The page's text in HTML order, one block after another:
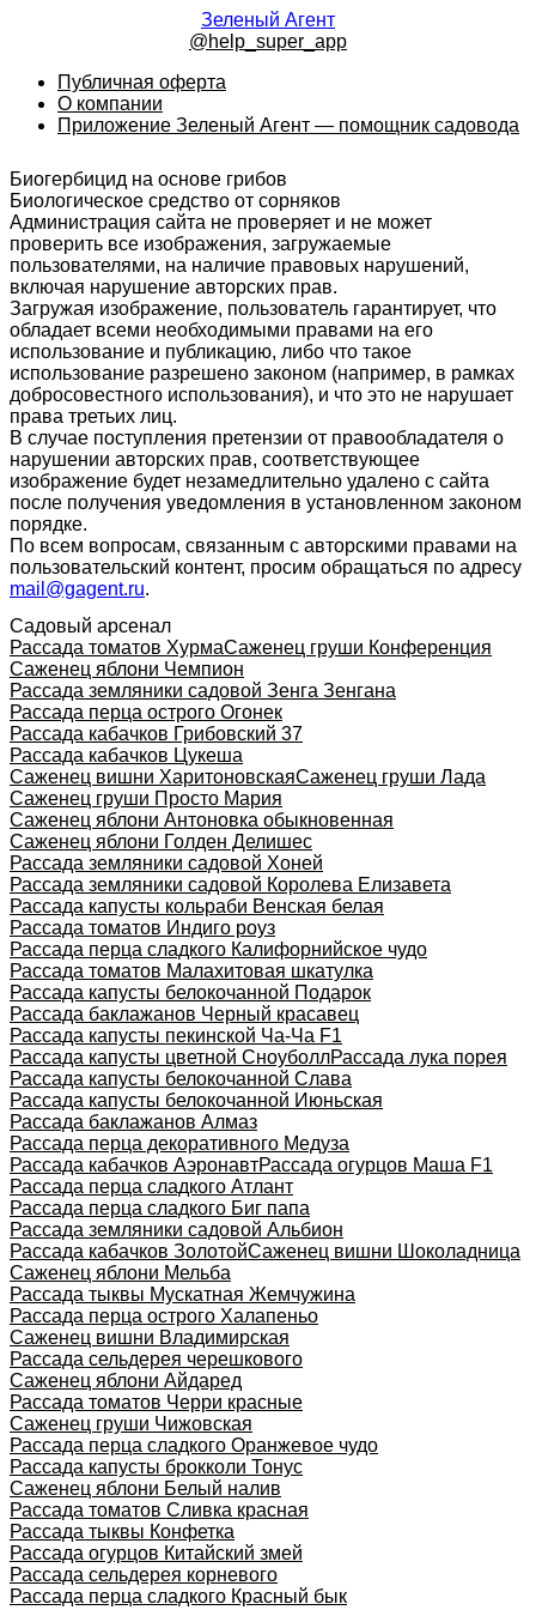
Зеленый Агент
@help_super_app
Публичная оферта
О компании
Приложение Зеленый Агент — помощник садовода
Биогербицид на основе грибов
Биологическое средство от сорняков
Администрация сайта не проверяет и не может
проверить все изображения, загружаемые
пользователями, на наличие правовых нарушений,
включая нарушение авторских прав.
Загружая изображение, пользователь гарантирует, что
обладает всеми необходимыми правами на его
использование и публикацию, либо что такое
использование разрешено законом (например, в рамках
добросовестного использования), и что это не нарушает
права третьих лиц.
В случае поступления претензии от правообладателя о
нарушении авторских прав, соответствующее
изображение будет незамедлительно удалено с сайта
после получения уведомления в установленном законом
порядке.
По всем вопросам, связанным с авторскими правами на
пользовательский контент, просим обращаться по адресу
mail@gagent.ru.
Садовый арсенал
Рассада томатов ХурмаСаженец груши Конференция
Саженец яблони Чемпион
Рассада земляники садовой Зенга Зенгана
Рассада перца острого Огонек
Рассада кабачков Грибовский 37
Рассада кабачков Цукеша
Саженец вишни ХаритоновскаяСаженец груши Лада
Саженец груши Просто Мария
Саженец яблони Антоновка обыкновенная
Саженец яблони Голден Делишес
Рассада земляники садовой Хоней
Рассада земляники садовой Королева Елизавета
Рассада капусты кольраби Венская белая
Рассада томатов Индиго роуз
Рассада перца сладкого Калифорнийское чудо
Рассада томатов Малахитовая шкатулка
Рассада капусты белокочанной Подарок
Рассада баклажанов Черный красавец
Рассада капусты пекинской Ча-Ча F1
Рассада капусты цветной СноуболлРассада лука порея
Рассада капусты белокочанной Слава
Рассада капусты белокочанной Июньская
Рассада баклажанов Алмаз
Рассада перца декоративного Медуза
Рассада кабачков АэронавтРассада огурцов Маша F1
Рассада перца сладкого Атлант
Рассада перца сладкого Биг папа
Рассада земляники садовой Альбион
Рассада кабачков ЗолотойСаженец вишни Шоколадница
Саженец яблони Мельба
Рассада тыквы Мускатная Жемчужина
Рассада перца острого Халапеньо
Саженец вишни Владимирская
Рассада сельдерея черешкового
Саженец яблони Айдаред
Рассада томатов Черри красные
Саженец груши Чижовская
Рассада перца сладкого Оранжевое чудо
Рассада капусты брокколи Тонус
Саженец яблони Белый налив
Рассада томатов Сливка красная
Рассада тыквы Конфетка
Рассада огурцов Китайский змей
Рассада сельдерея корневого
Рассада перца сладкого Красный бык